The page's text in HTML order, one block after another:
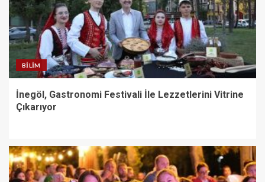
BILIM
İnegöl, Gastronomi Festivali İle Lezzetlerini Vitrine
Çıkarıyor